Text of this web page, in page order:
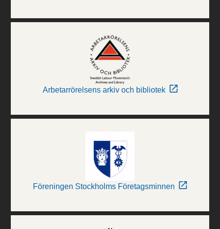
Arbetarrörelsens arkiv och bibliotek
Föreningen Stockholms Företagsminnen